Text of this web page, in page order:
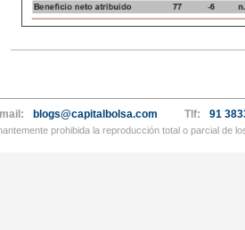
blogs@capitalbolsa.com Tlf: 91
prohibida la reproducción total o parcial de